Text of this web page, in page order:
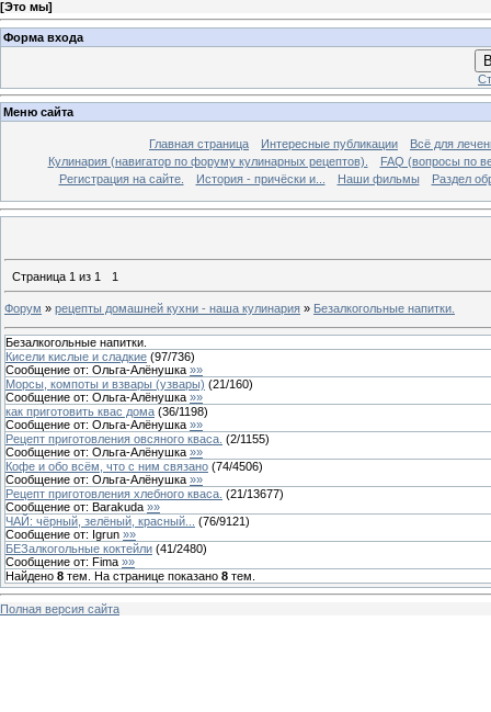
[Это мы]
Форма входа
Меню сайта
Главная страница Интересные публикации
Всё для
Кулинария (навигатор по форуму кулинарных рецептов).
FAQ (вопросы по
Регистрация на сайте.
История - причёски и... Наши фильмы Раздел
Страница 1 из 1 1
Форум » рецепты домашней кухни - наша кулинария » Безалкогольные напитки.
Безалкогольные напитки.
Кисели кислые и сладкие (97/736)
Сообщение от: Ольга-Алёнушка »»
Морсы, компоты и взвары (узвары) (21/160)
Сообщение от: Ольга-Алёнушка »»
как приготовить квас дома (36/1198)
Сообщение от: Ольга-Алёнушка »»
Рецепт приготовления овсяного кваса. (2/1155)
Сообщение от: Ольга-Алёнушка »»
Кофе и обо всём, что с ним связано (74/4506)
Сообщение от: Ольга-Алёнушка »»
Рецепт приготовления хлебного кваса. (21/13677)
Сообщение от: Barakuda »»
ЧАЙ: чёрный, зелёный, красный...
(76/9121)
Сообщение от: Igrun »»
БЕЗалкогольные коктейли (41/2480)
Сообщение от: Fima »»
Найдено 8 тем. На странице показано 8 тем.
Полная версия сайта